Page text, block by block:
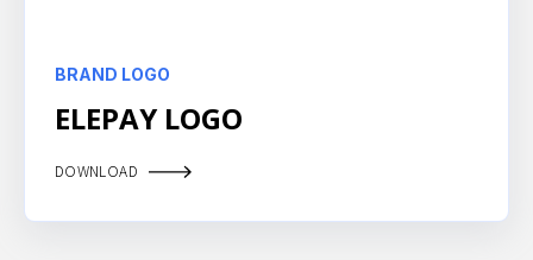
BRAND LOGO
ELEPAY LOGO
DOWNLOAD